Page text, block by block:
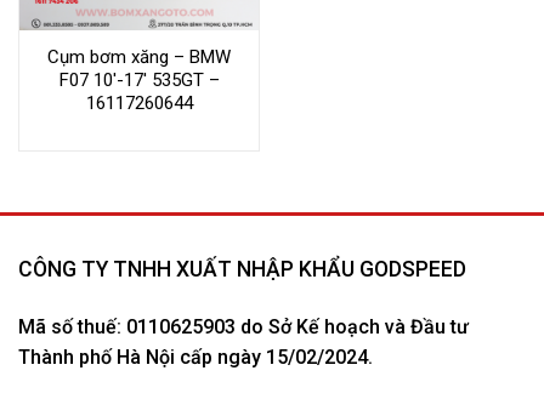
Cụm bơm xăng – BMW
F07 10′-17′ 535GT –
16117260644
CÔNG TY TNHH XUẤT NHẬP KHẨU GODSPEED
Mã số thuế: 0110625903 do Sở Kế hoạch và Đầu tư
Thành phố Hà Nội cấp ngày 15/02/2024.